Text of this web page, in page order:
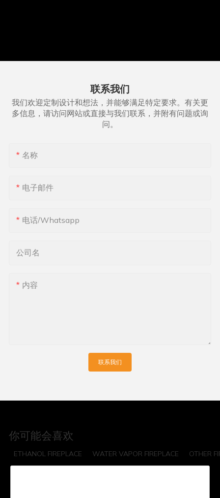
联系我们
我们欢迎定制设计和想法，并能够满足特定要求。有关更
多信息，请访问网站或直接与我们联系，并附有问题或询
问。
名称
电子邮件
电话/whatsapp
公司名
内容
联系我们
你可能会喜欢
OTHER
WATER VAPOR FIREPLACE
ETHANOL FIREPLACE